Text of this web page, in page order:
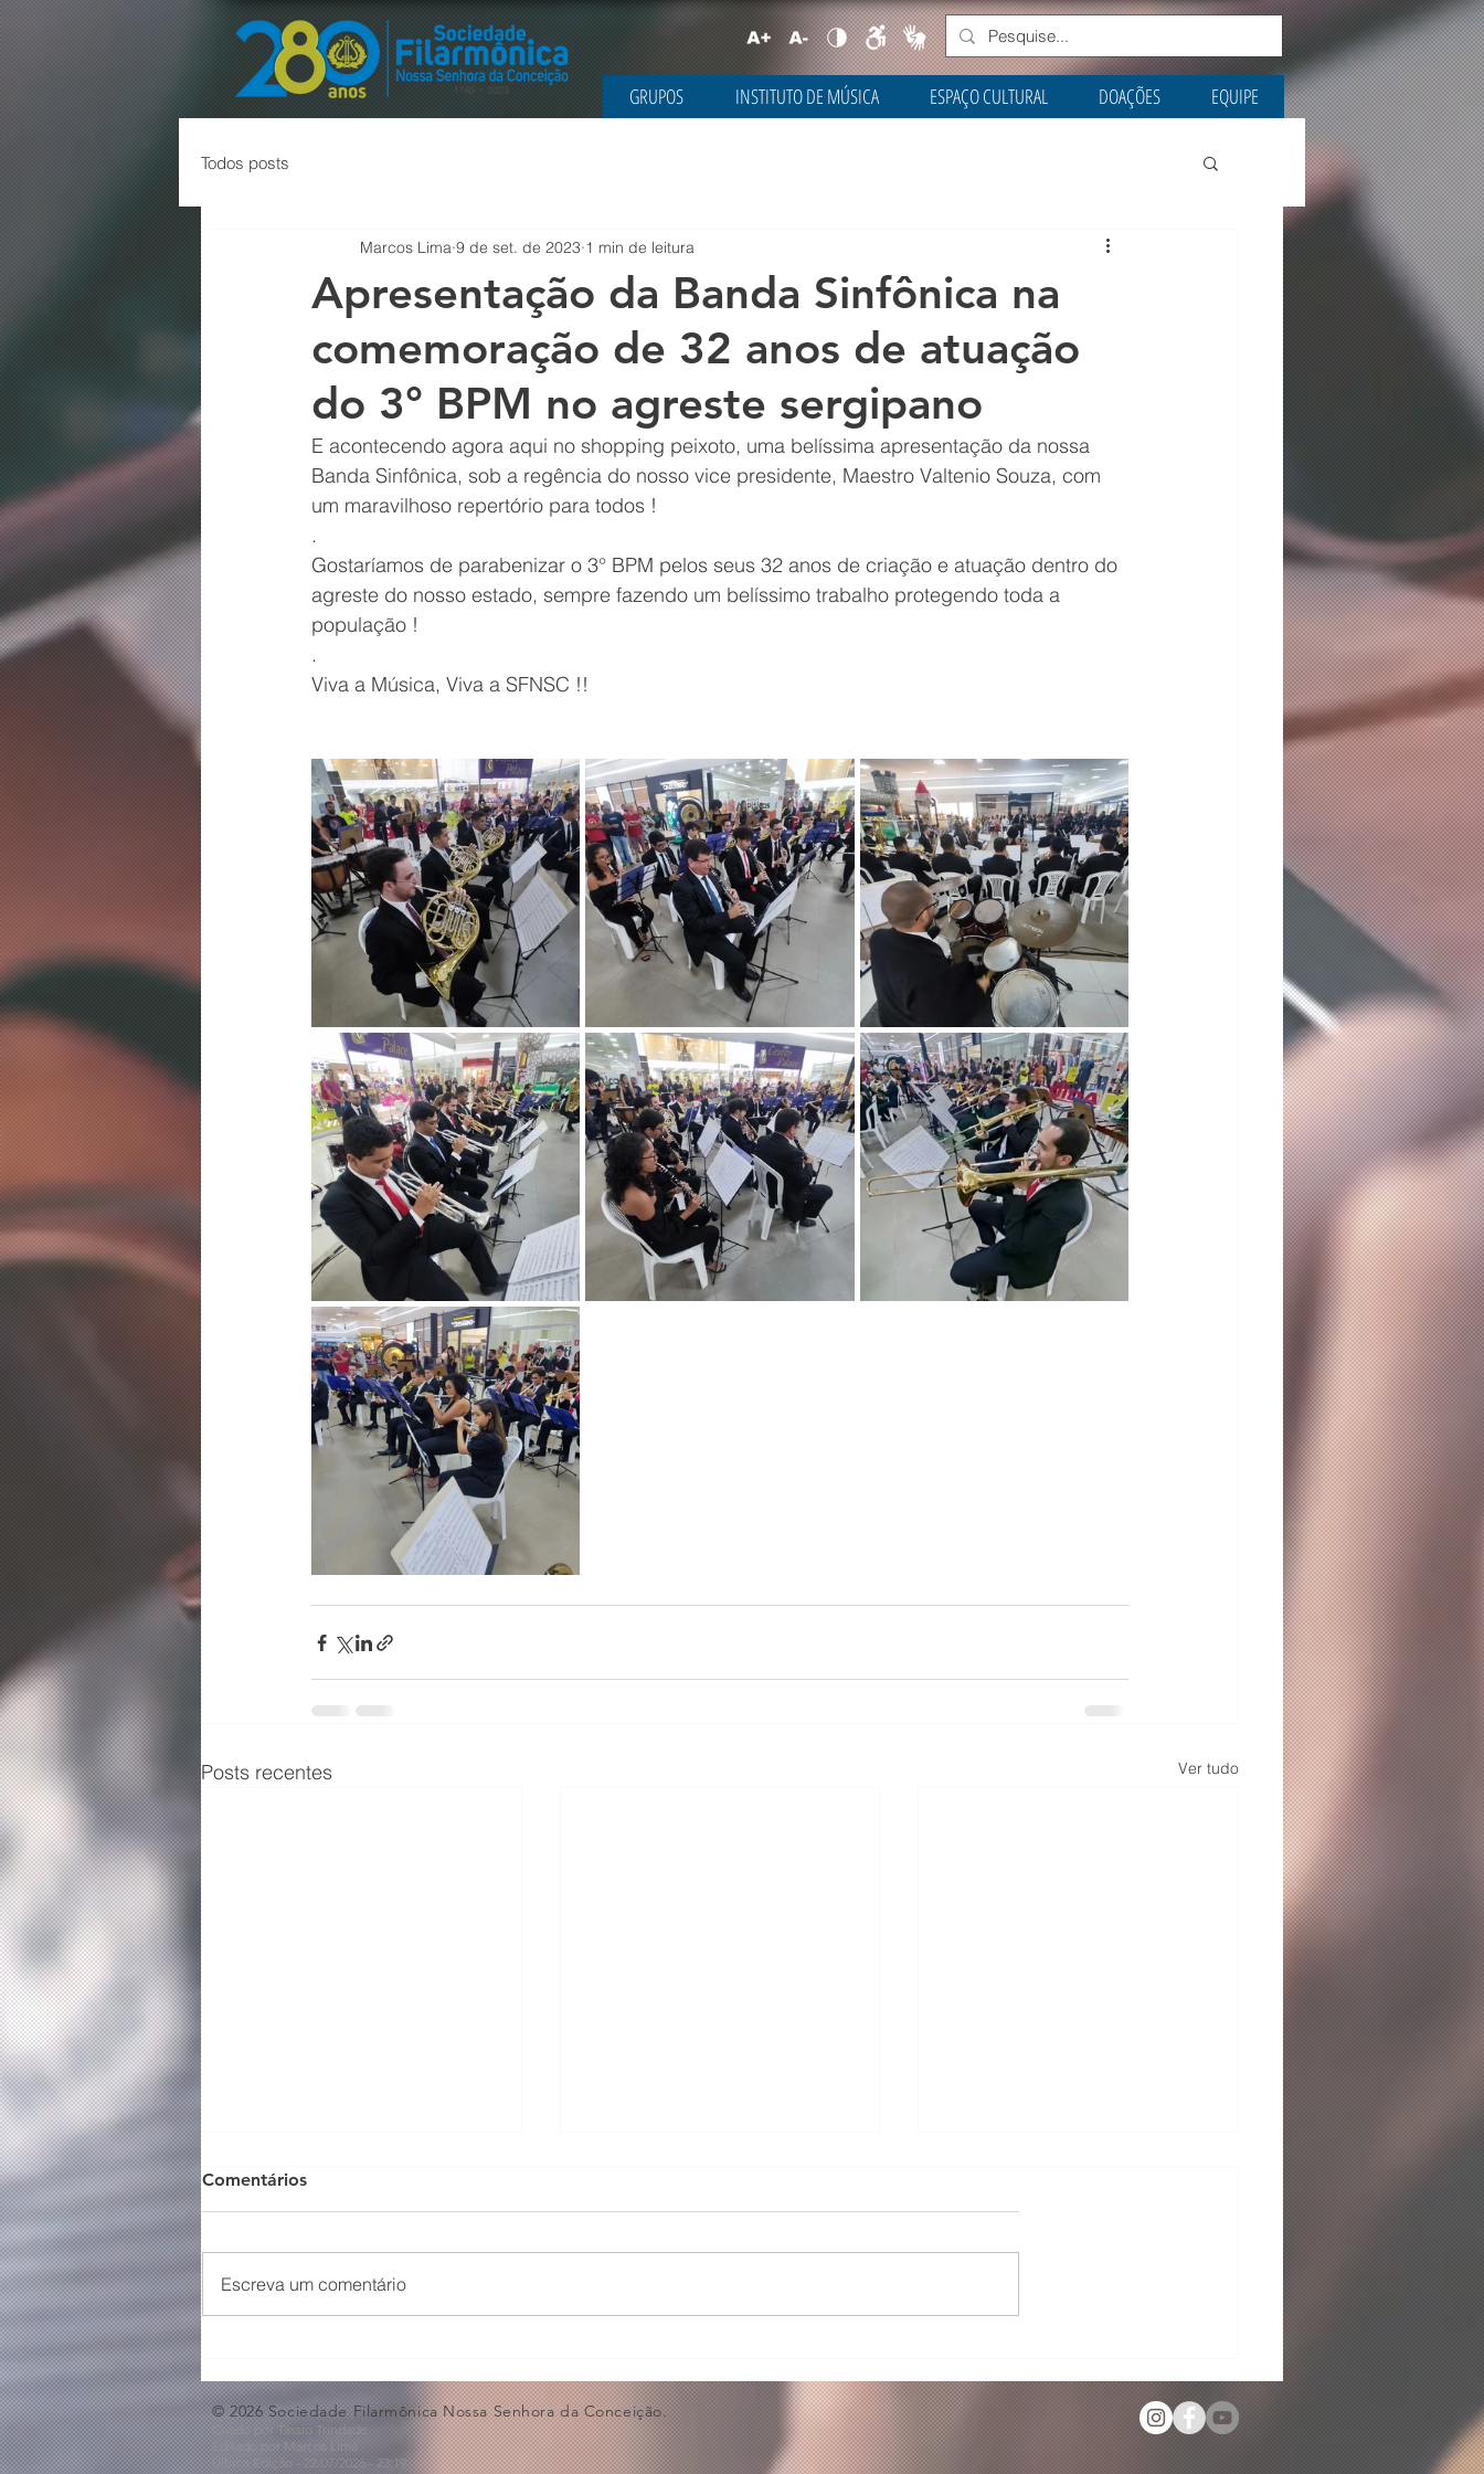
GRUPOS INSTITUTO DE MÚSICA ESPAÇO CULTURAL DOAÇÕES EQUIPE
Todos posts
Apresentação da Banda Sinfônica na
comemoração de 32 anos de atuação
do 3° BPM no agreste sergipano
Marcos Lima 9 de set. de 2023 1 min de leitura
E acontecendo agora aqui no shopping peixoto, uma belíssima apresentação da nossa
Banda Sinfônica, sob a regência do nosso vice presidente, Maestro Valtenio Souza, com
um maravilhoso repertório para todos !
.
Gostaríamos de parabenizar o 3° BPM pelos seus 32 anos de criação e atuação dentro do
agreste do nosso estado, sempre fazendo um belíssimo trabalho protegendo toda a
população !
.
Viva a Música, Viva a SFNSC !!
Posts recentes Ver tudo
ao Dia dos Pais🩵
Violino🎻
Acordes de Futuro!🩵
Comentários
Escreva um comentário
© 2026 Sociedade Filarmônica Nossa Senhora da Conceição.
Criado por Tássio Trindade
Editado por Marcos Lima
Última Edição - 22/07/2026 - 23:19